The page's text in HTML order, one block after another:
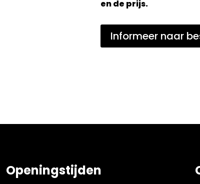
en de prijs.
Informeer naar
Openingstijden